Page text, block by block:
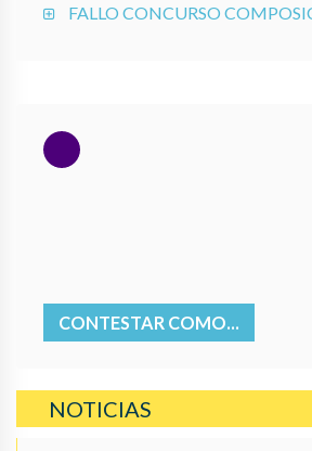
FALLO CONCURSO
CONTESTAR COMO...
NOTICIAS